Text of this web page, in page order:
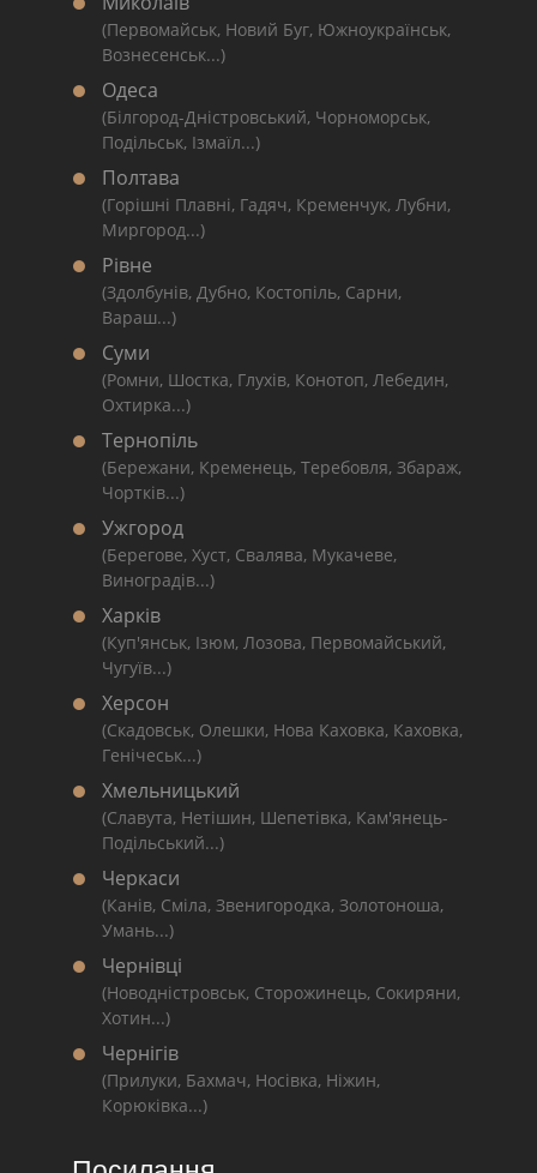
(Первомайськ, Новий Буг, Южноукраїнськ,
Вознесенськ...)
Одеса
(Білгород-Дністровський, Чорноморськ,
Подільськ, Ізмаїл...)
Полтава
(Горішні Плавні, Гадяч, Кременчук, Лубни,
Миргород...)
Рівне
(Здолбунів, Дубно, Костопіль, Сарни,
Вараш...)
Суми
(Ромни, Шостка, Глухів, Конотоп, Лебедин,
Охтирка...)
Тернопіль
(Бережани, Кременець, Теребовля, Збараж,
Чортків...)
Ужгород
(Берегове, Хуст, Свалява, Мукачеве,
Виноградів...)
Харків
(Куп'янськ, Ізюм, Лозова, Первомайський,
Чугуїв...)
Херсон
(Скадовськ, Олешки, Нова Каховка, Каховка,
Генічеськ...)
Хмельницький
(Славута, Нетішин, Шепетівка, Кам'янець-
Подільський...)
Черкаси
(Канів, Сміла, Звенигородка, Золотоноша,
Умань...)
Чернівці
(Новодністровськ, Сторожинець, Сокиряни,
Хотин...)
Чернігів
(Прилуки, Бахмач, Носівка, Ніжин,
Корюківка...)